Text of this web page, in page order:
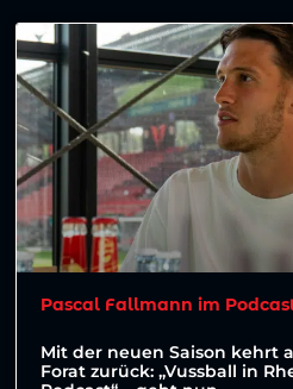
Pascal Fallmann im
Mit der neuen Saison kehrt
Forat zurück: „Vussball in